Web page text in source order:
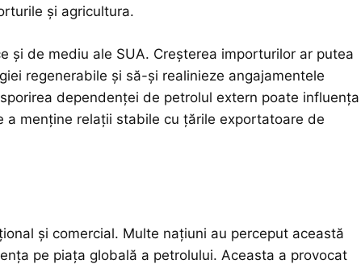
și agricultura.
și de mediu ale SUA. Creșterea importurilor ar putea
regenerabile și să-și realinieze angajamentele
dependenței de petrolul extern poate influența
menține relații stabile cu țările exportatoare de
și comercial. Multe națiuni au perceput această
pe piața globală a petrolului. Aceasta a provocat